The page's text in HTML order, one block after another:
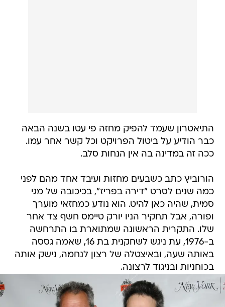
התיאטרון שעמד להפיק מחזה פי עטו בשנה הבאה
כבר הודיע על ביטול הפרויקט וכל קשר אחר עמו.
ככה זה במדינה בה אין הנחות סלב.
הורוביץ כתב כשבעים מחזות ועיבד אחד מהם לפני
כמה שנים לסרט "דירה בפריז", בכיכובה של מגי
סמית, שהיה כאן להיט. הוא נודע כמחזאי מוערך
ופורה, אבל תחקיר הניו יורק טיימס חשף צד אחר
שלו. התקרית הראשונה שמתוארת בו התרחשה
ב-1976, עת ניגש לשחקנית בת 16, שאמה גססה
באותה שעה, ובאיצטלה של רצון לנחמה, נישק אותה
בכוחניות ובניגוד לרצונה.